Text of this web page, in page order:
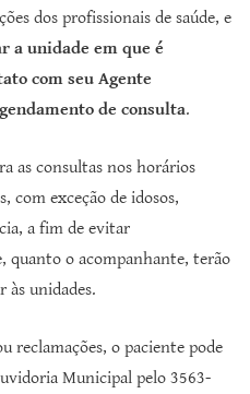
dos profissionais de saúde, e
a unidade em que é
com seu Agente
de consulta.
as consultas nos horários
com exceção de idosos,
a fim de evitar
quanto o acompanhante, terão
às unidades.
reclamações, o paciente pode
Municipal pelo 3563-